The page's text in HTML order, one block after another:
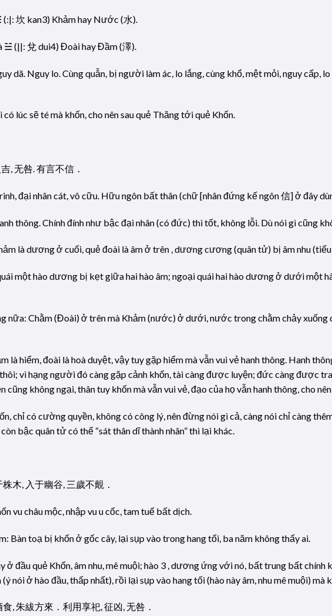
坎 kan3) Khảm hay Nước (水).
☱ (||: 兌 dui4) Đoài hay Đầm (澤).
dã. Nguy lo. Cùng quẫn, bị người làm ác, lo lắng, cùng khổ, mệt mỏi, nguy
có lúc sẽ té mà khốn, cho nên sau quẻ Thăng tới quẻ Khốn.
, 无咎. 有言不信．
đại nhân cát, vô cữu. Hữu ngôn bất thân (chữ [nhân đứng kế ngôn 信] ở đây
thông. Chính đính như bậc đại nhân (có đức) thì tốt, không lỗi. Dù nói gì cũng
là dương ở cuối, quẻ đoài là âm ở trên , dương cương (quân tử) bị âm nhu (tiểu
một hào dương bị kẹt giữa hai hào âm; ngoại quái hai hào dương ở dưới một
nữa: Chằm (Đoài) ở trên mà Khảm (nước) ở dưới, nước trong chằm chảy
là hiểm, đoài là hoà duyệt, vậy tuy gặp hiểm mà vẫn vui vẻ hanh thông. Hanh
vì hạng người đó càng gặp cảnh khốn, tài càng được luyện; đức càng được
cũng không ngại, thân tuy khốn mà vẫn vui vẻ, đạo của họ vẫn hanh thông, cho
chỉ có cường quyền, không có công lý, nên đừng nói gì cả, càng nói chỉ càng
bậc quân tử có thể “sát thân dĩ thành nhân” thì lại khác.
木, 入于幽谷, 三歲不覿．
vu châu mộc, nhập vu u cốc, tam tuế bất dịch.
Bàn toạ bị khốn ở gốc cây, lại sụp vào trong hang tối, ba năm không thấy ai.
ở đầu quẻ Khốn, âm nhu, mê muội; hào 3 , dương ứng với nó, bất trung bất
nói ở hào đầu, thấp nhất), rồi lại sụp vào hang tối (hào này âm, nhu mê muội) mà
, 朱紱方來．利用享祀, 征凶, 无咎．